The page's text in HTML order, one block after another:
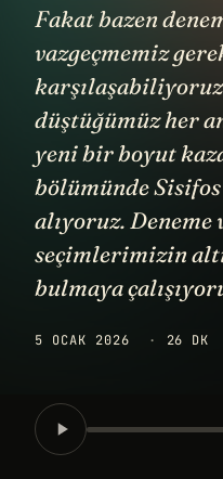
Fakat bazen
vazgeçmemiz
düştüğümüz her
yeni bir boyut
bölümünde
alıyoruz. Deneme
seçimlerimizin
bulmaya
5 OCAK 2026 · 26 DK